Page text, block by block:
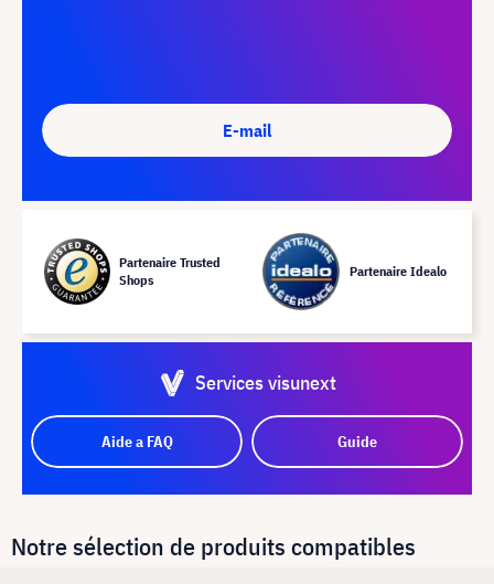
E-mail
Partenaire Trusted
Shops
Partenaire Idealo
Services visunext
Aide a FAQ Guide
Notre sélection de produits compatibles